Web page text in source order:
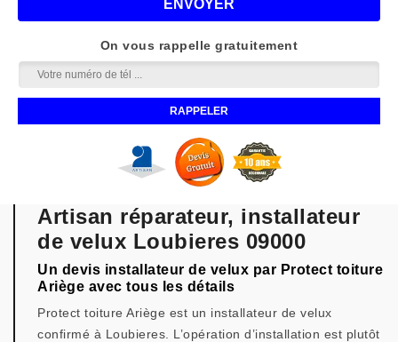
On vous rappelle gratuitement
Artisan réparateur, installateur
de velux Loubieres 09000
Un devis installateur de velux par Protect toiture
Ariège avec tous les détails
Protect toiture Ariège est un installateur de velux
confirmé à Loubieres. L’opération d’installation est plutôt